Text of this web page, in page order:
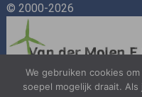
Asset Management
© 2000-2026
voorwaarden
We gebruiken cookies
soepel mogelijk draait.